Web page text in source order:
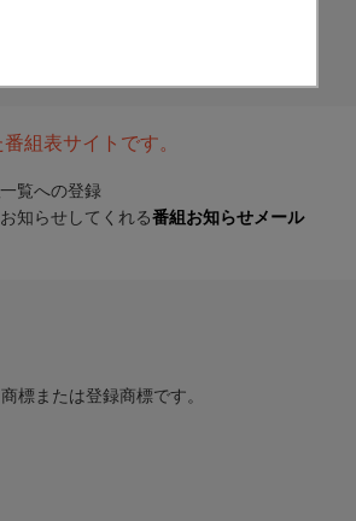
組表サイトです。
一覧への登録
知らせしてくれる番組お知らせメール
標または登録商標です。